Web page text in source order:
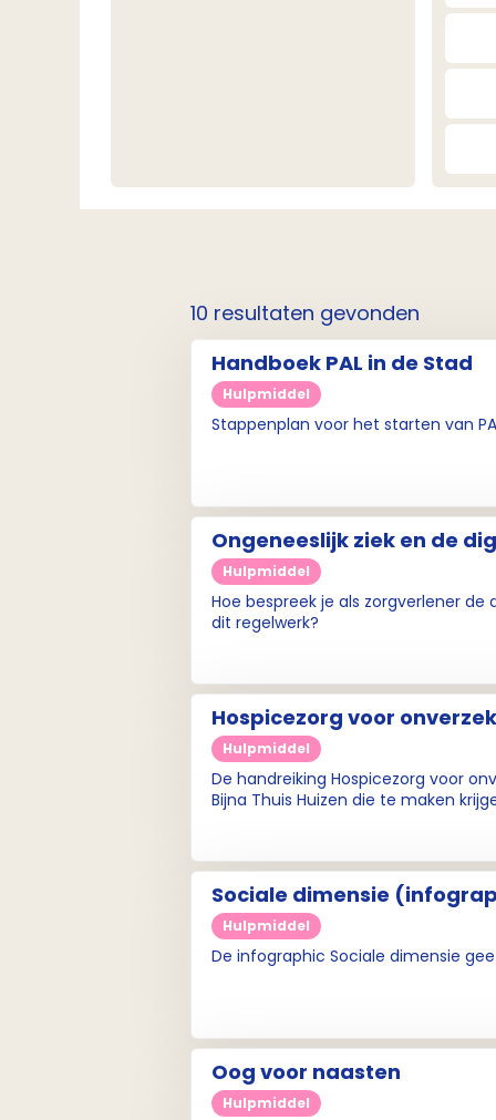
10 resultaten gevonden
Handboek PAL in de Stad
Hulpmiddel
Stappenplan voor het starten van
Ongeneeslijk ziek en de
Hulpmiddel
Hoe bespreek je als zorgverlener
dit regelwerk?
Hulpmiddel
De handreiking Hospicezorg voor
Bijna Thuis Huizen die te maken
Sociale dimensie
Hulpmiddel
De infographic Sociale dimensie
Oog voor naasten
Hulpmiddel